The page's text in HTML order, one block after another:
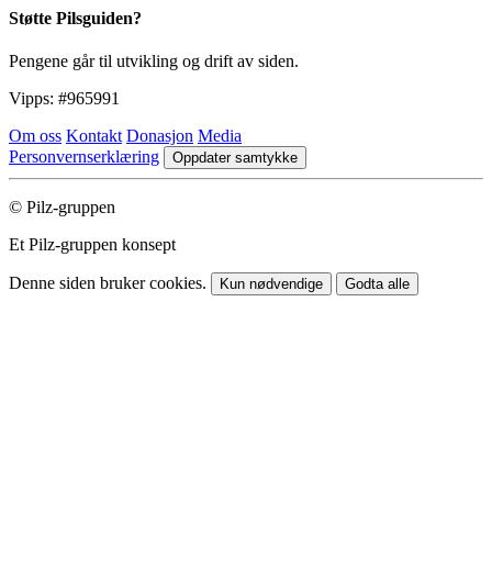
Støtte Pilsguiden?
Pengene går til utvikling og drift av siden.
Vipps: #965991
Om oss Kontakt Donasjon Media
Personvernserklæring
Oppdater samtykke
© Pilz-gruppen
Et Pilz-gruppen konsept
Denne siden bruker cookies. Kun nødvendige Godta alle